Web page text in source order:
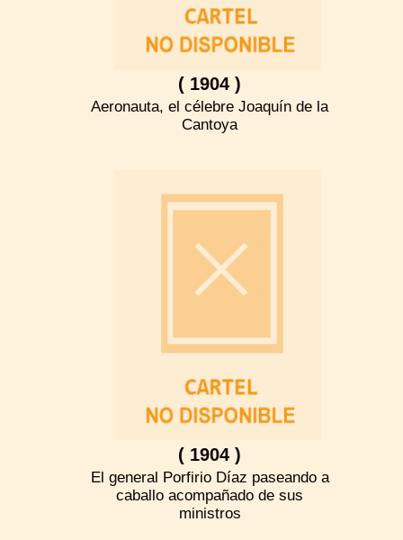
( 1904 )
Aeronauta, el célebre Joaquín de la
Cantoya
( 1904 )
El general Porfirio Díaz paseando a
caballo acompañado de sus
ministros